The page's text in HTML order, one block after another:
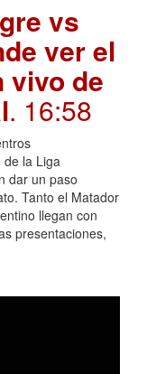
vs
ver el
vivo de
. 16:58
de la Liga
dar un paso
Tanto el Matador
llegan con
presentaciones,